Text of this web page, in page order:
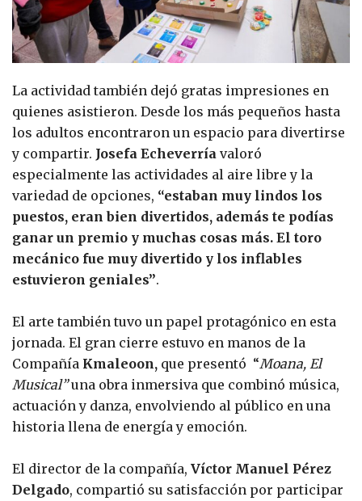
La actividad también dejó gratas impresiones en
quienes asistieron. Desde los más pequeños hasta
los adultos encontraron un espacio para divertirse
y compartir. Josefa Echeverría valoró
especialmente las actividades al aire libre y la
variedad de opciones, “estaban muy lindos los
puestos, eran bien divertidos, además te podías
ganar un premio y muchas cosas más. El toro
mecánico fue muy divertido y los inflables
estuvieron geniales”.
El arte también tuvo un papel protagónico en esta
jornada. El gran cierre estuvo en manos de la
Compañía Kmaleoon, que presentó “Moana, El
Musical”una obra inmersiva que combinó música,
actuación y danza, envolviendo al público en una
historia llena de energía y emoción.
El director de la compañía, Víctor Manuel Pérez
Delgado, compartió su satisfacción por participar